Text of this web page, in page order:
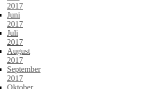
2017
Juni
2017
Juli
2017
August
2017
September
2017